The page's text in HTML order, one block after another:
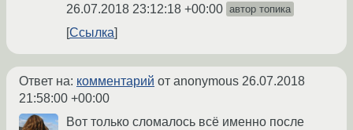
26.07.2018 23:12:18 +00:00 автор топика
Ссылка
Ответ на: комментарий от anonymous 26.07.2018
21:58:00 +00:00
Вот только сломалось всё именно после